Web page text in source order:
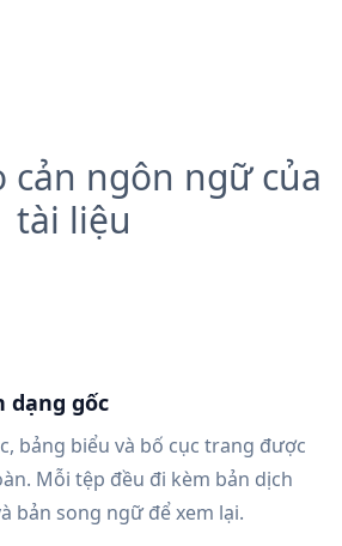
cản ngôn ngữ của
tài liệu
dạng gốc
bảng biểu và bố cục trang được
Mỗi tệp đều đi kèm bản dịch
bản song ngữ để xem lại.